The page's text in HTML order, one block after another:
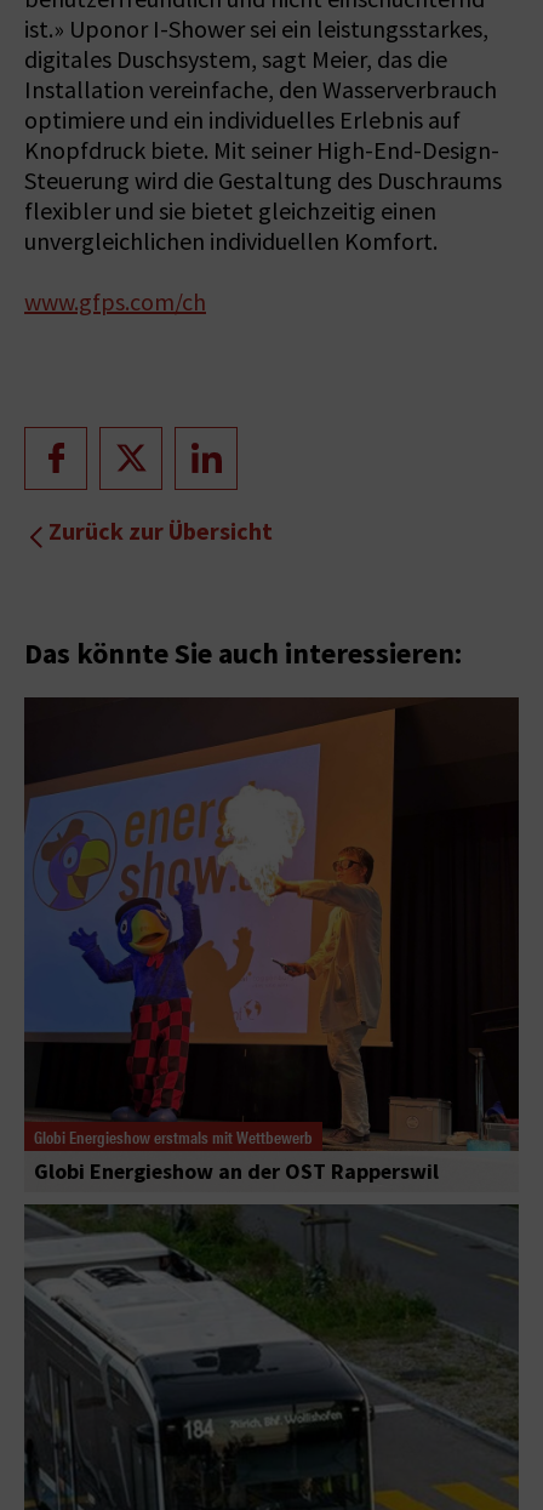
ist.» Uponor I-Shower sei ein leistungsstarkes,
digitales Duschsystem, sagt Meier, das die
Installation vereinfache, den Wasserverbrauch
optimiere und ein individuelles Erlebnis auf
Knopfdruck biete. Mit seiner High-End-Design-
Steuerung wird die Gestaltung des Duschraums
flexibler und sie bietet gleichzeitig einen
unvergleichlichen individuellen Komfort.
www.gfps.com/ch
Zurück zur Übersicht
Das könnte Sie auch interessieren:
Globi Energieshow erstmals mit Wettbewerb
Globi Energieshow an der OST Rapperswil